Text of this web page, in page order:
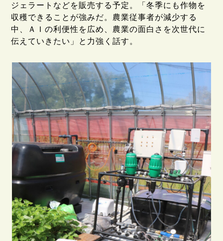
ジェラートなどを販売する予定。「冬季にも作物を
収穫できることが強みだ。農業従事者が減少する
中、ＡＩの利便性を広め、農業の面白さを次世代に
伝えていきたい」と力強く話す。